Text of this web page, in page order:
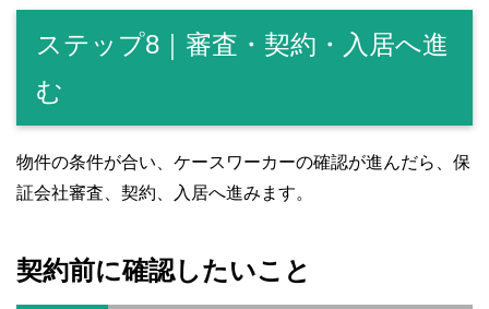
ステップ8｜審査・契約・入居へ進
む
物件の条件が合い、ケースワーカーの確認が進んだら、保
証会社審査、契約、入居へ進みます。
契約前に確認したいこと